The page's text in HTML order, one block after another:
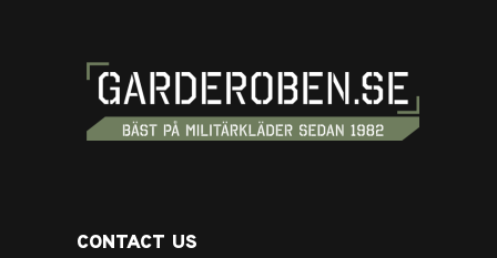
CONTACT US